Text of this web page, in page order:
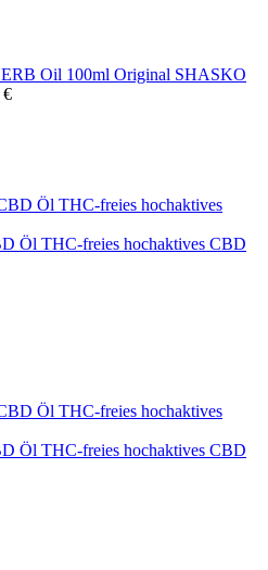
Original SHASKO
€
Öl THC-freies hochaktives CBD
Öl THC-freies hochaktives CBD